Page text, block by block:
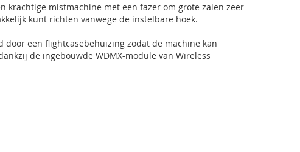
krachtige mistmachine met een fazer om grote zalen zeer
kunt richten vanwege de instelbare hoek.
een flightcasebehuizing zodat de machine kan
de ingebouwde WDMX-module van Wireless